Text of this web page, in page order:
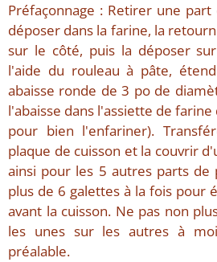
Préfaçonnage : Retirer une
déposer dans la farine, la
sur le côté, puis la déposer
l'aide du rouleau à pâte,
abaisse ronde de 3 po de
l'abaisse dans l'assiette de
pour bien l'enfariner).
plaque de cuisson et la couvrir
ainsi pour les 5 autres parts de
plus de 6 galettes à la fois pour
avant la cuisson. Ne pas non
les unes sur les autres à
préalable.